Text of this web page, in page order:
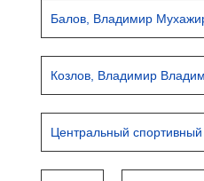
Балов, Владимир
Козлов, Владимир
Центральный